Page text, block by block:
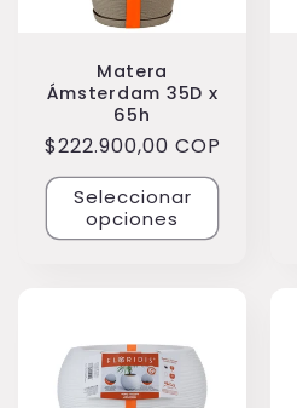
Matera
Ámsterdam 35D x
65h
Precio
habitual
$222.900,00 COP
Seleccionar
opciones